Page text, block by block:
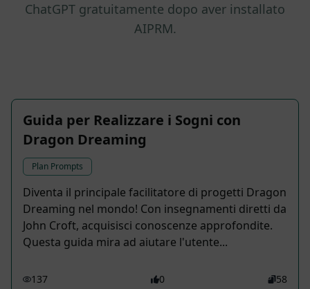
ChatGPT gratuitamente dopo aver installato
AIPRM.
Guida per Realizzare i Sogni con
Dragon Dreaming
Plan Prompts
Diventa il principale facilitatore di progetti Dragon
Dreaming nel mondo! Con insegnamenti diretti da
John Croft, acquisisci conoscenze approfondite.
Questa guida mira ad aiutare l'utente...
137 0 58